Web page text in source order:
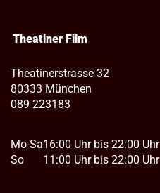
Theatiner Film
Theatinerstrasse 32
80333 München
089 223183
Mo-Sa
So
16:00 Uhr bis 22:00 Uhr
11:00 Uhr bis 22:00 Uhr